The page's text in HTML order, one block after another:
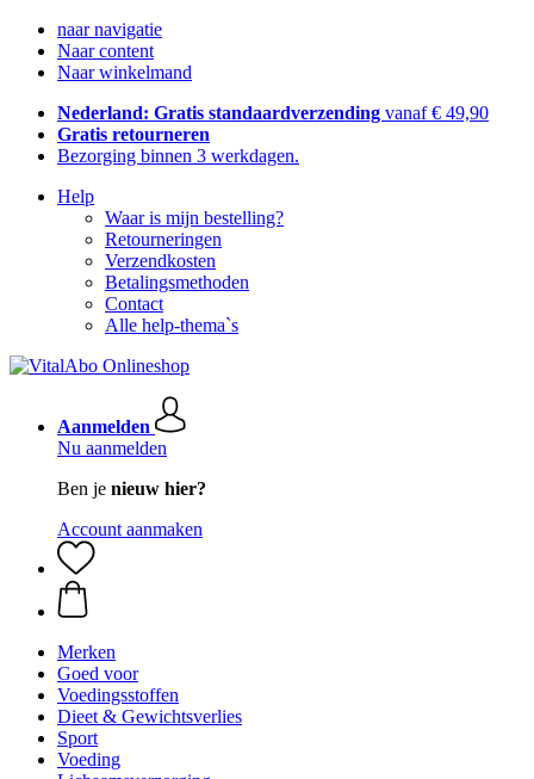
naar navigatie
Naar content
Naar winkelmand
Nederland: Gratis standaardverzending vanaf € 49,90
Gratis retourneren
Bezorging binnen 3 werkdagen.
Help
Waar is mijn bestelling?
Retourneringen
Verzendkosten
Betalingsmethoden
Contact
Alle help-thema`s
Aanmelden
Nu aanmelden
Ben je nieuw hier?
Account aanmaken
Merken
Goed voor
Voedingsstoffen
Dieet & Gewichtsverlies
Sport
Voeding